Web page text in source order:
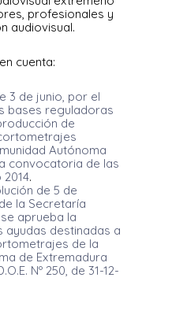
profesionales y
audiovisual.
cuenta:
3 de junio, por el
bases reguladoras
de
Autónoma
convocatoria de las
.
de 5 de
la Secretaría
aprueba la
destinadas a
de la
de Extremadura
Nº 250, de 31-12-